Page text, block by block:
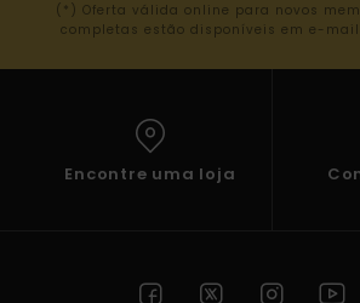
(*) Oferta válida online para novos
completas estão disponíveis em e-
Encontre uma loja